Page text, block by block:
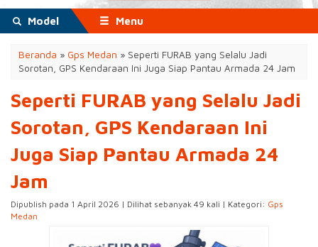
Model Menu
Beranda » Gps Medan » Seperti FURAB yang Selalu Jadi
Sorotan, GPS Kendaraan Ini Juga Siap Pantau Armada 24 Jam
Seperti FURAB yang Selalu Jadi
Sorotan, GPS Kendaraan Ini
Juga Siap Pantau Armada 24
Jam
Dipublish pada 1 April 2026 | Dilihat sebanyak 49 kali | Kategori: Gps
Medan